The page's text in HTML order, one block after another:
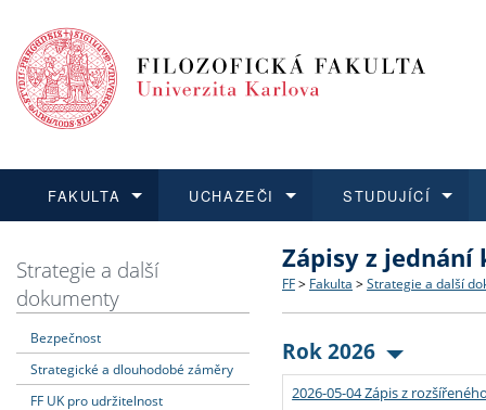
FAKULTA
Dozvědět se více
Struktura a historie
Strategie a další
Podpora a benefity pro
UCHAZEČI
Podat přihlášku
Co studovat a jak se
Učitelské studijní
Informace k průběhu
STUDUJÍCÍ
Dozvědět se více
Bakalářské a magisterské
Doktorské studium
Rigorózní řízení
Dozvědět se více
O vědě a výzkumu na FF
Akademické kvalifikace
Granty a projekty
Dozvědět se více
Aktuální nabídky a
Vyjíždějící studenti
Přijíždějící studenti
Strategie a další
dokumenty
Bezpečnost
Strategické a dlouhodobé záměry
FF UK pro udržitelnost
Zápisy z jednání
FF > Fakulta > Strategie a další
Rok 2026
2026-05-04 Zápis z